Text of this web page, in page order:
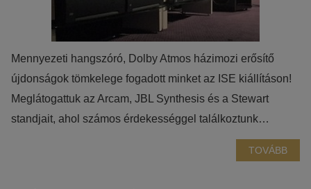
Mennyezeti hangszóró, Dolby Atmos házimozi erősítő
újdonságok tömkelege fogadott minket az ISE kiállításon!
Meglátogattuk az Arcam, JBL Synthesis és a Stewart
standjait, ahol számos érdekességgel találkoztunk…
TOVÁBB
élményt nyújtsuk kedves látogatóinknak. Ezért gyűjtünk
statisztikai adatokat a Google Analytics segítségével, amely
kizárólag az IP címeket tárolja a személyes adatok közül.
Reklámcélú:
Azért települnek ezek a sütik, hogy a felhasználót számára
egyedi, releváns, érdeklődési körébe tartozó